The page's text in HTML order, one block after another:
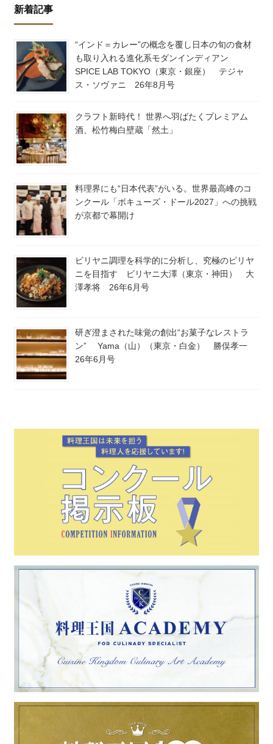
新着記事
“インド＝カレー”の概念を覆し日本の旬の食材
も取り入れる進化系モダンインディアン
SPICE LAB TOKYO（東京・銀座） テジャ
ス・ソヴァニ 26年8月号
クラフト新時代！ 世界へ羽ばたくプレミアム
酒、松竹梅白壁蔵「然土」
料理界にも“日本代表”がいる。世界最高峰のコ
ンクール「ボキューズ・ドール2027」への挑戦
が京都で幕開け
ビリヤニ調理を科学的に分析し、究極のビリヤ
ニを目指す ビリヤニ大澤（東京・神田） 大
澤孝将 26年6月号
研ぎ澄まされた味覚の創出“お菓子なレストラ
ン” Yama（山）（東京・白金） 勝俣孝一
26年6月号